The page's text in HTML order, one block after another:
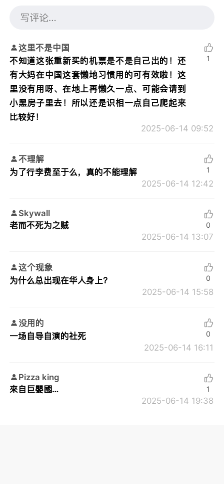
这里不是中国
不知道这张重新买的机票是不是自己出的！还
有大妈在中国这套懒地习惯用的可有效啦！这
里没有用呀、在地上再懒久一点、可能会请到
小黑房子里去！所以还是识相一点自己爬起来
比较好！
2025-06-14 09:52
1
不理解
为了行李费至于么，真的不能理解
2025-06-14 12:42
1
Skywall
老而不死为之贼
2025-06-14 13:07
0
这个现象
为什么总出现在华人身上？
2025-06-14 15:58
0
没用的
一场自导自演的社死
2025-06-14 16:11
0
Pizza king
來自巨嬰國…
2025-06-14 19:38
1